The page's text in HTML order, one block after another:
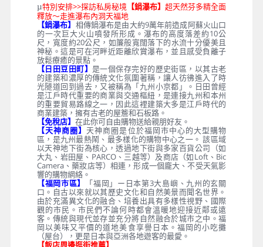
µ特別安排>>探訪私房秘境 【鍋瀑布】超天然芬多精全面
釋放～走進瀑布內洞天福地
【鍋瀑布】 相傳鍋瀑布是由大約9萬年前造成阿蘇火山口
的一次巨大火山噴發所形成。瀑布的高度落差約10公
尺，寬度約20公尺，如簾般寬闊落下的水流十分優美且
神秘。這是可在河畔近距離欣賞瀑布，並且感受負離子
放鬆療癒的景點。
【日田豆田町】是一個保存完好的歷史街區，以其古老
的建築和濃厚的傳統文化氛圍著稱，讓人彷彿進入了時
光隧道回到過去，又被稱為「九州小京都」。日田曾經
是江戶時代重要的商業與交通樞紐，是連接九州和本州
的重要貿易路線之一，因此這裡建築大多是江戶時代的
商業建築，擁有古老的屋簷和石板路。
【免稅店】 在此你可自由購物送給親朋好友。
【天神商圈】天神商圈是位於福岡市中心的大型購物
區，是九州最熱鬧、最多樣化的購物中心之一。 該區域
以天神地下街為核心，透過地下街與多家百貨公司（如
大丸、岩田屋、PARCO、三越等）及商店（如Loft、Bic
Camera、藥妝店等）相連，形成一個龐大、不受天氣影
響的購物網絡。
【福岡市區】
「福岡」ー日本第3大島嶼、九州的玄關
口。自古以來就以其歷史文化和自然美景而聞名世界。
由於充滿異文化的融合、培養出具有多樣性視野、國際
觀的市民。市民們不論何時都會溫暖地迎接近鄰或遠
客。傳統與現代並存並充分將自然融合於城市之中。福
岡以美味又平價的道地美食享譽日本。福岡的小吃攤
（屋台），更是日本與亞洲各地遊客的最愛。
【飯店周邊逛街推薦】